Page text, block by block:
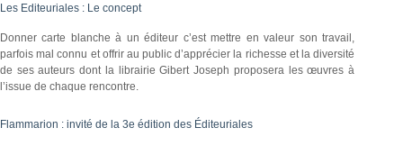
Les Editeuriales : Le concept
Donner carte blanche à un éditeur c’est mettre en valeur son travail,
parfois mal connu et offrir au public d’apprécier la richesse et la diversité
de ses auteurs dont la librairie Gibert Joseph proposera les œuvres à
l’issue de chaque rencontre.
Flammarion : invité de la 3e édition des Éditeuriales